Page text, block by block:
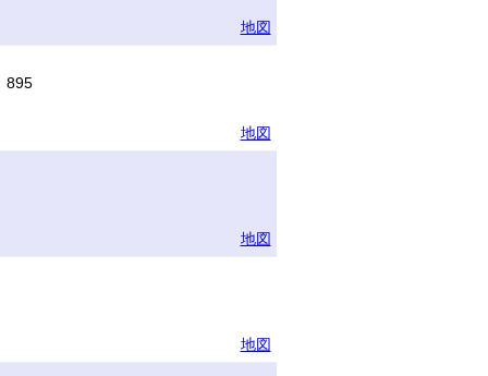
地図
895
地図
地図
地図